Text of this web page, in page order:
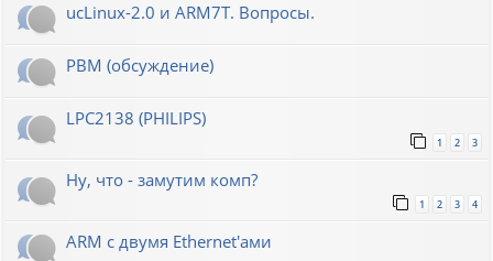
ucLinux-2.0 и ARM7T. Вопросы.
РВМ (обсуждение)
LPC2138 (PHILIPS)
1 2 3
Ну, что - замутим комп?
1 2 3 4
ARM с двумя Ethernet'ами